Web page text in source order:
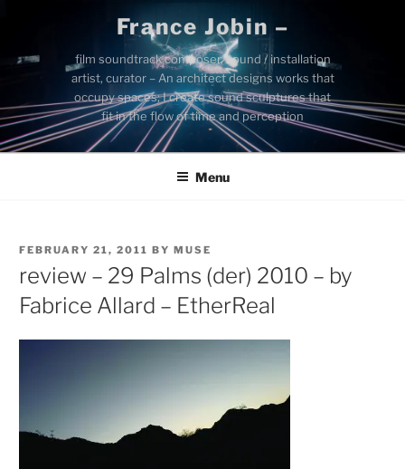
content
France Jobin –
film soundtrack composer, sound / installation
artist, curator – An architect designs works that
occupy spaces; I create sound sculptures that
fit in the flow of time and perception
Menu
POSTED
FEBRUARY 21, 2011 BYMUSE
review – 29 Palms (der) 2010 – by
Fabrice Allard – EtherReal